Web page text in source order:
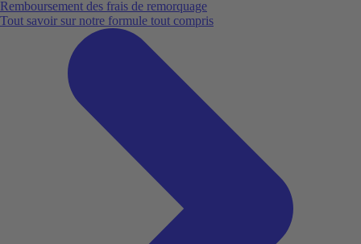
Remboursement des frais de remorquage
Tout savoir sur notre formule tout compris